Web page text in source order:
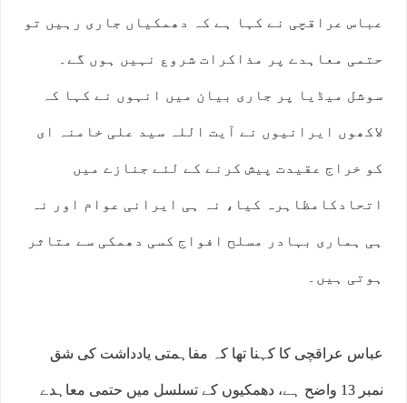
عباس عراقچی نے کہا ہے کہ دھمکیاں جاری رہیں تو
حتمی معاہدے پر مذاکرات شروع نہیں ہوں گے۔
سوشل میڈیا پر جاری بیان میں انہوں نے کہا کہ
لاکھوں ایرانیوں نے آیت اللہ سید علی خامنہ ای
کو خراج عقیدت پیش کرنے کے لئے جنازے میں
اتحادکامظاہرہ کیا، نہ ہی ایرانی عوام اور نہ
ہی ہماری بہادر مسلح افواج کسی دھمکی سے متاثر
ہوتی ہیں۔
عباس عراقچی کا کہنا تھا کہ مفاہمتی یادداشت کی شق
نمبر 13 واضح ہے، دھمکیوں کے تسلسل میں حتمی معاہدے